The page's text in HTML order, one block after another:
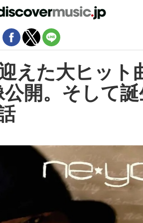
えた大ヒット
公開。そして
ルバージョンを終了